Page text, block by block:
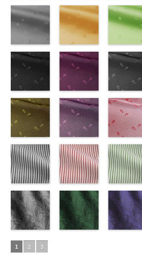
Macolina、
NUDE、
pinkywolman
Macolina、
NUDE、
pinkywolman
Macolina、
NUDE、
JEANNE、
LUNAMARY、
LUNAMARY
ラージサイ
Macolina、
NUDE、
pinkywolman
100％
DOLCELABY
6000
テル100％
55-c.jpg
KKP1092-55-
グレー
オパード柄
100％
DOLCELABY
6000
137-d.jpg
KKP1092-
137-D ブラッ
チェーン
リエステル
100％
DOLCELABY
6000
137-a.jpg
KKP1092-
ホワ
チェーン
リエステル
100％
6000
ラウン
(KKP21090-
145-B/UN)
http://www.anys.co.jp/wp-
145-b.jpg
KKP2090-
145-B
ブラウ
チェーン
テル100％
DOLCELABY
6000
(AK203-
55/LT)
http://www.anys.co.jp/wp-
content/uploads/2013/05/
AK203-55 ブ
ラック
花柄
キュプラ
100％
FairyRose
6000
(AK203-
51/LT)
http://
content/
AK203-51
ッド
花柄
ュプラ100％
6000
(AK203-
31/LT)
http://www.anys.co.jp/wp-
content/uploads/2013/05/ak203-
AK203-31 グ
レー 花柄 キ
ュプラ100％
DOLCELABY、
6000
(AK203-
29/LT)
http://www.anys.co.jp/wp-
content/uploads/2013/05/
AK203-29 オ
レンジ
花柄
キュプラ
100％
FairyRose
6000
(AK203-
27/LT)
http://
content/
AK203-27
リーン 花柄
キュプラ
100％
FairyRose
6000
ラック
(AK201-
55/LT)
http://www.anys.co.jp/wp-
55.jpg
AK201-55 ブ
ラック 花柄
ドット キュ
DOLCELABY、
FairyRose
6000
ンク(AK201-
53/LT)
http://www.anys.co.jp/wp-
content/uploads/2013/05/
AK201-53 ピ
ンク 花柄ド
ット キュプ
ラ100％
FairyRose
6000
レー
52/LT)
http://
content/
AK201-52
レー 花柄ド
ット キュプ
ラ100％
FairyRose
6000
エロー
(AK201-
34/LT)
http://www.anys.co.jp/wp-
34.jpg
AK201-34 イ
エロー 花柄
ドット キュ
DOLCELABY、
FairyRose
ープル
(AK201-
33/LT)
http://www.anys.co.jp/wp-
33.jpg
AK201-33 パ
ープル 花柄
ドット
キュ
ッド
29/LT)
http://
content/
AK201-29
ッド 花柄ド
ット キュプ
ラ100％
ライプブラッ
ク(AKL5300-
5/LT)
http://www.anys.co.jp/wp-
5.jpg
AKL5300-5
ライプレッド
(AKL5300-
4/LT)
http://www.anys.co.jp/wp-
ライプグリ
ン
3/LT)
http://
グレー
(AK105-
1 2 3